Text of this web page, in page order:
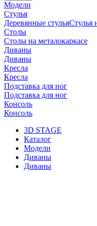
Модели
Стулья
Деревянные стульяСтулья
Столы
Столы на металокаркасе
Диваны
Диваны
Кресла
Кресла
Подставка для ног
Подставка для ног
Консоль
Консоль
3D STAGE
Каталог
Модели
Диваны
Диваны